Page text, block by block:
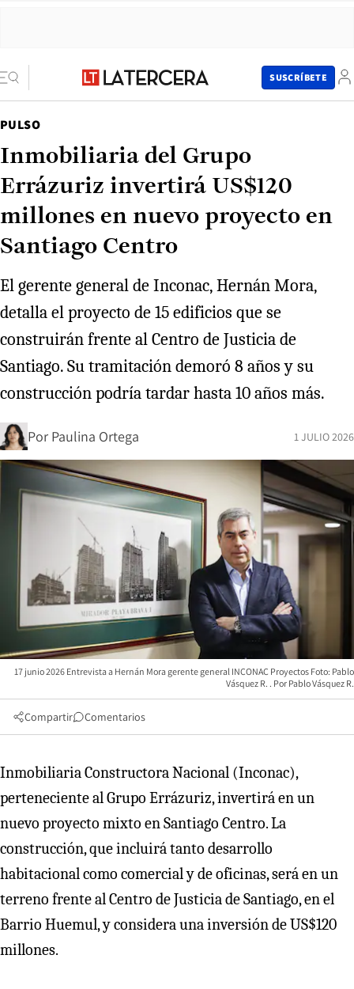
SUSCRÍBETE
PULSO
Inmobiliaria del Grupo
Errázuriz invertirá US$120
millones en nuevo proyecto en
Santiago Centro
El gerente general de Inconac, Hernán Mora,
detalla el proyecto de 15 edificios que se
construirán frente al Centro de Justicia de
Santiago. Su tramitación demoró 8 años y su
construcción podría tardar hasta 10 años más.
Por Paulina Ortega 1 JULIO 2026
17 junio 2026 Entrevista a Hernán Mora gerente general INCONAC Proyectos Foto: Pablo
Vásquez R.
Pablo Vásquez R.
Compartir Comentarios
Inmobiliaria Constructora Nacional (Inconac),
perteneciente al Grupo Errázuriz, invertirá en un
nuevo proyecto mixto en Santiago Centro. La
construcción, que incluirá tanto desarrollo
habitacional como comercial y de oficinas, será en un
terreno frente al Centro de Justicia de Santiago, en el
Barrio Huemul, y considera una inversión de US$120
millones.